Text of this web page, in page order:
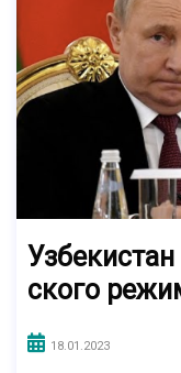
ского
18.01.2023